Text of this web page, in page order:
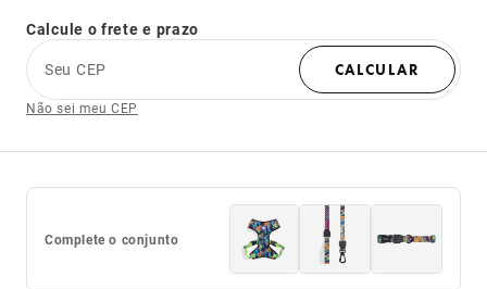
Calcule o frete e prazo
Seu CEP
CALCULAR
Não sei meu CEP
Complete o conjunto